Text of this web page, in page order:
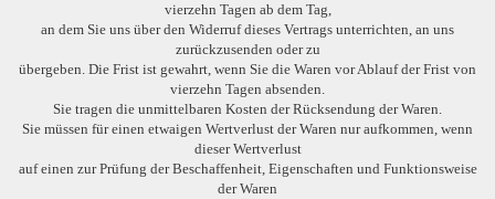
vierzehn Tagen ab dem Tag,
an dem Sie uns über den Widerruf dieses Vertrags unterrichten, an uns
zurückzusenden oder zu
übergeben. Die Frist ist gewahrt, wenn Sie die Waren vor Ablauf der Frist von
vierzehn Tagen absenden.
Sie tragen die unmittelbaren Kosten der Rücksendung der Waren.
Sie müssen für einen etwaigen Wertverlust der Waren nur aufkommen, wenn
dieser Wertverlust
auf einen zur Prüfung der Beschaffenheit, Eigenschaften und Funktionsweise
der Waren